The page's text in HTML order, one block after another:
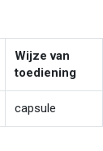
Wijze van
toediening
capsule